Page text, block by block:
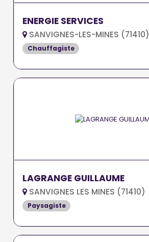
ENERGIE SERVICES
SANVIGNES-LES-MINES (71410)
Chauffagiste
LAGRANGE GUILLAUME
SANVIGNES LES MINES (71410)
Paysagiste